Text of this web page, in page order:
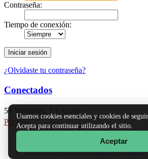
Contraseña:
Tiempo de conexión:
¿Olvidaste tu contraseña?
Usamos cookies esenciales y cookies de
Acepta para continuar utilizando el sitio.
Aceptar
Conectados
54 Visitantes, 1 Usuario
Paradox
Reglas y Términos
SMF 2.1.7 © 2026,Simple Machines